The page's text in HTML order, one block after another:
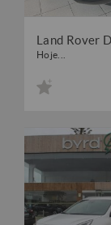
Hoje...